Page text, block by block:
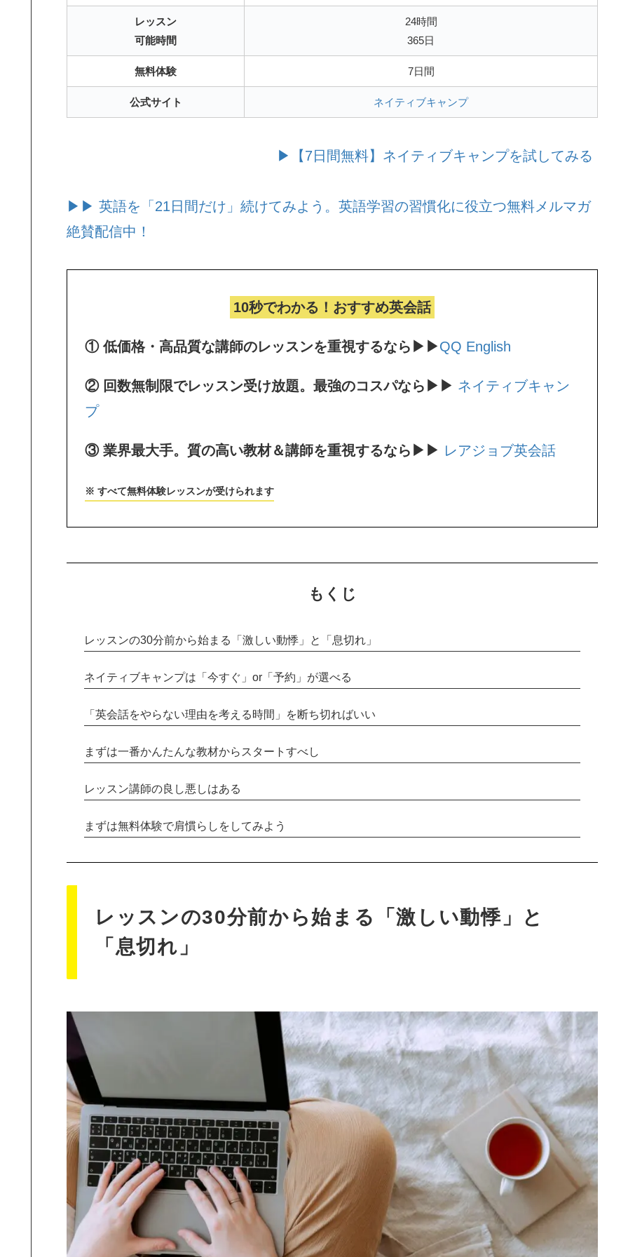
レッスン
可能時間
24時間
365日
無料体験 7日間
公式サイト ネイティブキャンプ
▶【7日間無料】ネイティブキャンプを試してみる
▶▶ 英語を「21日間だけ」続けてみよう。 英語学習の習慣化に役立つ無料メルマガ
絶賛配信中！
10秒でわかる！おすすめ英会話
① 低価格・高品質な講師のレッスンを重視するなら▶▶QQ English
② 回数無制限でレッスン受け放題。最強のコスパなら▶▶ ネイティブキャン
プ
③ 業界最大手。質の高い教材＆講師を重視するなら▶▶ レアジョブ英会話
※ すべて無料体験レッスンが受けられます
もくじ
レッスンの30分前から始まる「激しい動悸」と「息切れ」
ネイティブキャンプは「今すぐ」or「予約」が選べる
「英会話をやらない理由を考える時間」を断ち切ればいい
まずは一番かんたんな教材からスタートすべし
レッスン講師の良し悪しはある
まずは無料体験で肩慣らしをしてみよう
レッスンの30分前から始まる「激しい動悸」と
「息切れ」